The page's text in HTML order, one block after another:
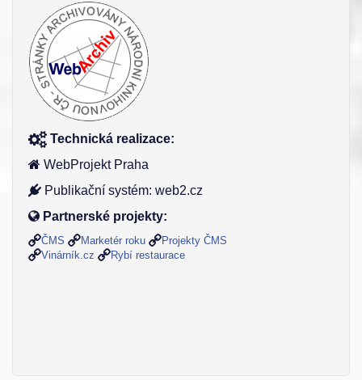
Technická realizace:
WebProjekt Praha
Publikační systém: web2.cz
Partnerské projekty:
ČMS Marketér roku
Projekty ČMS
Vinárník.cz
Rybí restaurace